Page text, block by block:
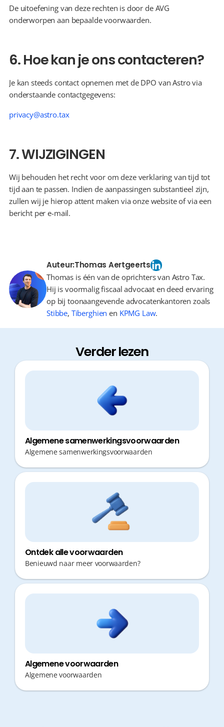
De uitoefening van deze rechten is door de AVG
onderworpen aan bepaalde voorwaarden.
6. Hoe kan je ons contacteren?
Je kan steeds contact opnemen met de DPO van Astro via
onderstaande contactgegevens:
privacy@astro.tax
7. WIJZIGINGEN
Wij behouden het recht voor om deze verklaring van tijd tot
tijd aan te passen. Indien de aanpassingen substantieel zijn,
zullen wij je hierop attent maken via onze website of via een
bericht per e-mail.
Auteur:Thomas Aertgeerts
Thomas is één van de oprichters van Astro Tax.
Hij is voormalig fiscaal advocaat en deed ervaring
op bij toonaangevende advocatenkantoren zoals
Stibbe, Tiberghien en KPMG Law.
Verder lezen
Algemene samenwerkingsvoorwaarden
Algemene samenwerkingsvoorwaarden
Ontdek alle voorwaarden
Benieuwd naar meer voorwaarden?
Algemene voorwaarden
Algemene voorwaarden